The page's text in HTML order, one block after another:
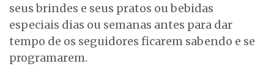
seus brindes e seus pratos ou bebidas
especiais dias ou semanas antes para dar
tempo de os seguidores ficarem sabendo e se
programarem.